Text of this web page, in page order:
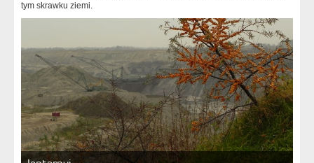
tym skrawku ziemi.